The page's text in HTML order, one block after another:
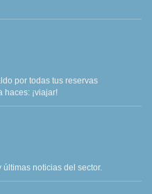
por todas tus reservas
haces: ¡viajar!
noticias del sector.